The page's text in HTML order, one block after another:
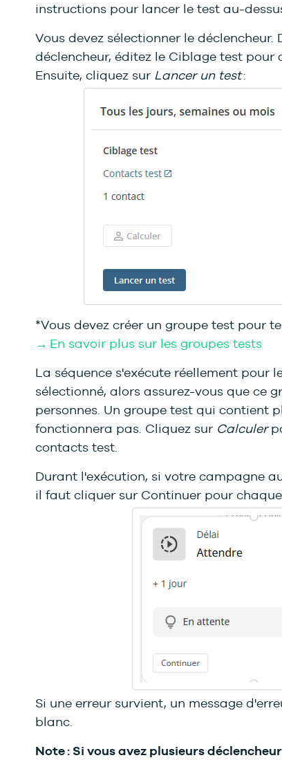
instructions pour lancer le test au-
Vous devez sélectionner le
déclencheur, éditez le Ciblage test pour
Ensuite, cliquez sur Lancer un test:
*Vous devez créer un groupe test pour
→ En savoir plus sur les groupes tests
La séquence s'exécute réellement pour
sélectionné, alors assurez-vous que ce
personnes. Un groupe test qui contient
fonctionnera pas. Cliquez sur Calculer
contacts test.
Durant l'exécution, si votre campagne
il faut cliquer sur Continuer pour
Si une erreur survient, un message
blanc.
Note : Si vous avez plusieurs